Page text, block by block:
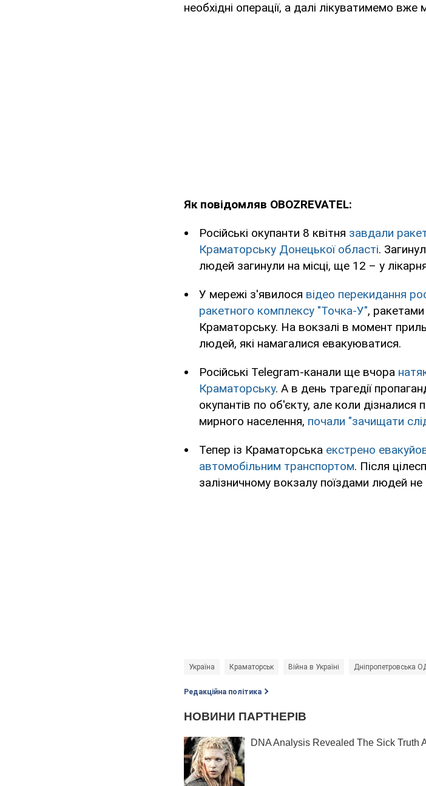
необхідні операції, а далі лікуватимемо
Як повідомляв OBOZREVATEL:
Російські окупанти 8 квітня завдали
Краматорську Донецької області.
людей загинули на місці, ще 12 – у
У мережі з'явилося відео перекидання
ракетного комплексу "Точка-У",
Краматорську. На вокзалі в момент
людей, які намагалися евакуюватися.
Російські Telegram-канали ще вчора
Краматорську. А в день трагедії
окупантів по об'єкту, але коли дізналися
мирного населення, почали "зачищати
Тепер із Краматорська екстрено
автомобільним транспортом. Після
залізничному вокзалу поїздами людей
Україна Краматорськ Війна в Україні Дніпропетровська
Редакційна політика